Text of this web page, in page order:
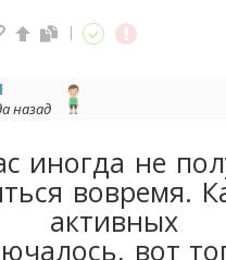
назад
иногда не
вовремя.
активных
вот